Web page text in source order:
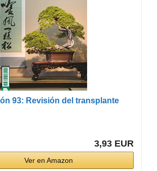
93: Revisión del transplante
3,93 EUR
Ver en Amazon